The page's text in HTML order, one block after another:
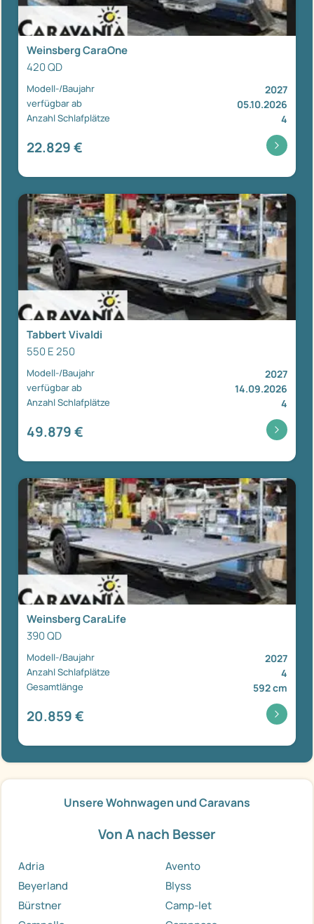
Weinsberg CaraOne
420 QD
Modell-/Baujahr 2027
verfügbar ab 05.10.2026
Anzahl Schlafplätze 4
22.829 €
Tabbert Vivaldi
550 E 250
Modell-/Baujahr 2027
verfügbar ab 14.09.2026
Anzahl Schlafplätze 4
49.879 €
Weinsberg CaraLife
390 QD
Modell-/Baujahr 2027
Anzahl Schlafplätze 4
Gesamtlänge 592 cm
20.859 €
Unsere Wohnwagen und Caravans
Von A nach Besser
Adria
Avento
Beyerland
Blyss
Bürstner
Camp-let